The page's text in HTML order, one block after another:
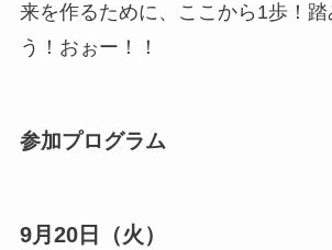
来を作るために、ここから1歩！踏
う！おぉー！！
参加プログラム
9月20日（火）